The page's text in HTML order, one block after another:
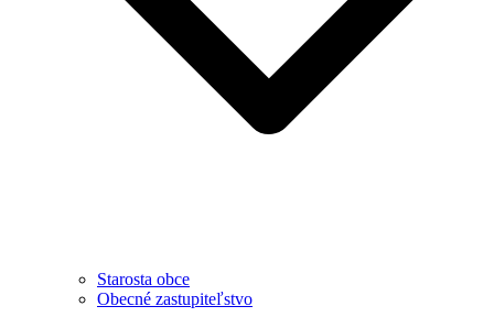
Starosta obce
Obecné zastupiteľstvo